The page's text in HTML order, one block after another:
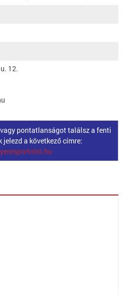
12.
pontatlanságot találsz a fenti
jelezd a következő címre: